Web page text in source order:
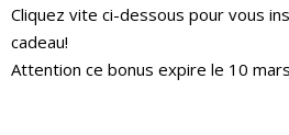
Cliquez vite ci-dessous pour vous
cadeau!
Attention ce bonus expire le 10